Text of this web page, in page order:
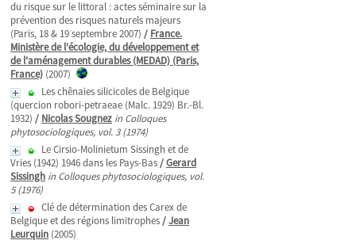
du risque sur le littoral : actes séminaire sur la
prévention des risques naturels majeurs
(Paris, 18 & 19 septembre 2007) / France.
Ministère de l'écologie, du développement et
de l'aménagement durables (MEDAD) (Paris,
France) (2007)
Les chênaies silicicoles de Belgique
(quercion robori-petraeae (Malc. 1929) Br.-Bl.
1932) / Nicolas Sougnez in Colloques
phytosociologiques, vol. 3 (1974)
Le Cirsio-Molinietum Sissingh et de
Vries (1942) 1946 dans les Pays-Bas/Gerard
Sissingh in Colloques phytosociologiques, vol.
5 (1976)
Clé de détermination des Carex de
Belgique et des régions limitrophes/Jean
Leurquin (2005)